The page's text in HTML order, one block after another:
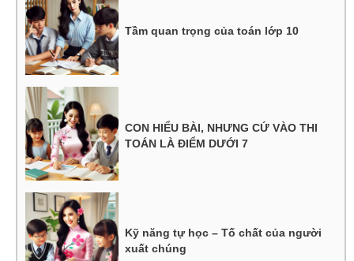
Tầm quan trọng của toán lớp 10
CON HIỂU BÀI, NHƯNG CỨ VÀO THI
TOÁN LÀ ĐIỂM DƯỚI 7
Kỹ năng tự học – Tố chất của người
xuất chúng